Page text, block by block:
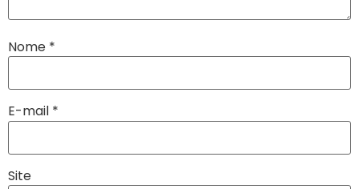
Nome *
E-mail *
Site